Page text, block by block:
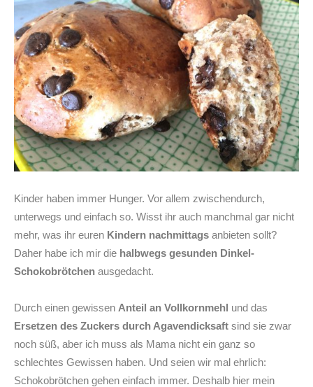
Kinder haben immer Hunger. Vor allem zwischendurch,
unterwegs und einfach so. Wisst ihr auch manchmal gar nicht
mehr, was ihr euren Kindern nachmittags anbieten sollt?
Daher habe ich mir die halbwegs gesunden Dinkel-
Schokobrötchen ausgedacht.
Durch einen gewissen Anteil an Vollkornmehl und das
Ersetzen des Zuckers durch Agavendicksaft sind sie zwar
noch süß, aber ich muss als Mama nicht ein ganz so
schlechtes Gewissen haben. Und seien wir mal ehrlich:
Schokobrötchen gehen einfach immer. Deshalb hier mein